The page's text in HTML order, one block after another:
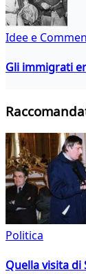
Idee e
Gli immigrati
Politica
Quella visita di